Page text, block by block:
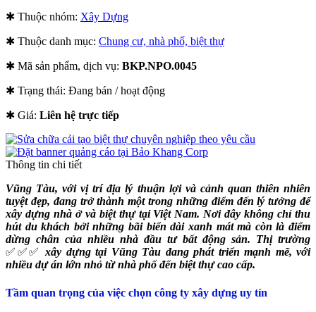
✱ Thuộc nhóm: Xây Dựng
✱ Thuộc danh mục: Chung cư, nhà phố, biệt thự
✱ Mã sản phẩm, dịch vụ: BKP.NPO.0045
✱ Trạng thái: Đang bán / hoạt động
✱ Giá: Liên hệ trực tiếp
Thông tin chi tiết
Vũng Tàu, với vị trí địa lý thuận lợi và cảnh quan thiên nhiên
tuyệt đẹp, đang trở thành một trong những điểm đến lý tưởng để
xây dựng nhà ở và biệt thự tại Việt Nam. Nơi đây không chỉ thu
hút du khách bởi những bãi biển dài xanh mát mà còn là điểm
dừng chân của nhiều nhà đầu tư bất động sản. Thị trường
✅✅✅ xây dựng tại Vũng Tàu đang phát triển mạnh mẽ, với
nhiều dự án lớn nhỏ từ nhà phố đến biệt thự cao cấp.
Tầm quan trọng của việc chọn công ty xây dựng uy tín